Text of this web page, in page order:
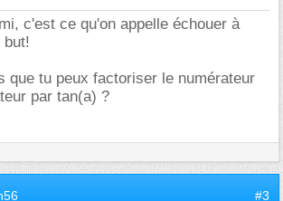
c'est ce qu'on appelle échouer à
but!
que tu peux factoriser le numérateur
par tan(a) ?
#3